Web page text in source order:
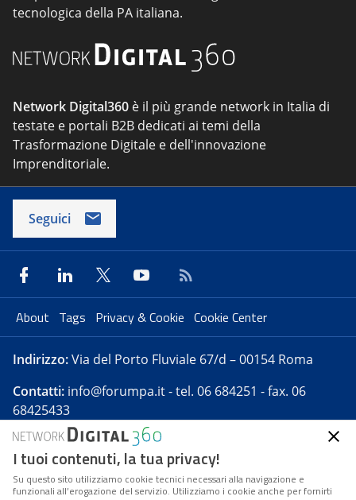
tecnologica della PA italiana.
Network Digital360 è il più grande network in Italia di
testate e portali B2B dedicati ai temi della
Trasformazione Digitale e dell'innovazione
Imprenditoriale.
Seguici
About Tags Privacy & Cookie Cookie Center
Indirizzo:Via del Porto Fluviale 67/d – 00154 Roma
Contatti: info@forumpa.it- tel. 06 684251 - fax. 06
68425433
Forumpa.itè una pubblicazione telematica iscritta
presso Registro della stampa del Tribunale di Roma -
Reg. n. 182 del 2 maggio 2008 - Direttore resp. Michela
I tuoi contenuti, la tua privacy!
Su questo sito utilizziamo cookie tecnici necessari alla navigazione e
funzionali all’erogazione del servizio. Utilizziamo i cookie anche per fornirti